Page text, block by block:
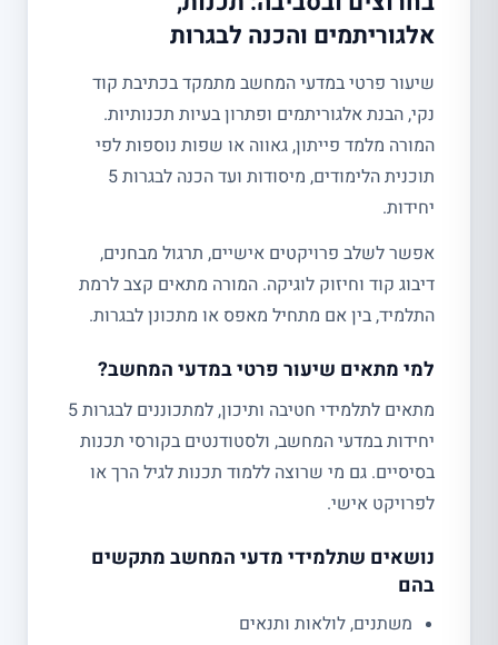
אלגוריתמים והכנה לבגרות
שיעור פרטי במדעי המחשב מתמקד בכתיבת קוד
נקי, הבנת אלגוריתמים ופתרון בעיות תכנותיות.
המורה מלמד פייתון, גאווה או שפות נוספות לפי
תוכנית הלימודים, מיסודות ועד הכנה לבגרות 5
יחידות.
אפשר לשלב פרויקטים אישיים, תרגול מבחנים,
דיבוג קוד וחיזוק לוגיקה. המורה מתאים קצב לרמת
התלמיד, בין אם מתחיל מאפס או מתכונן לבגרות.
למי מתאים שיעור פרטי במדעי המחשב?
מתאים לתלמידי חטיבה ותיכון, למתכוננים לבגרות 5
יחידות במדעי המחשב, ולסטודנטים בקורסי תכנות
בסיסיים. גם מי שרוצה ללמוד תכנות לגיל הרך או
לפרויקט אישי.
נושאים שתלמידי מדעי המחשב מתקשים
בהם
משתנים, לולאות ותנאים